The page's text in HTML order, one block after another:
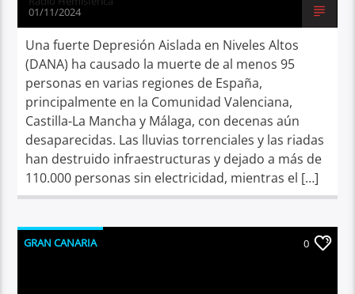
01/11/2024
Una fuerte Depresión Aislada en Niveles Altos
(DANA) ha causado la muerte de al menos 95
personas en varias regiones de España,
principalmente en la Comunidad Valenciana,
Castilla-La Mancha y Málaga, con decenas aún
desaparecidas. Las lluvias torrenciales y las riadas
han destruido infraestructuras y dejado a más de
110.000 personas sin electricidad, mientras el […]
GRAN CANARIA 0